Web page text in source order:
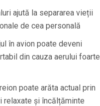
ajută la separarea vieții
de cea personală
în avion poate deveni
din cauza aerului foarte
poate arăta actual prin
relaxate și încălțăminte